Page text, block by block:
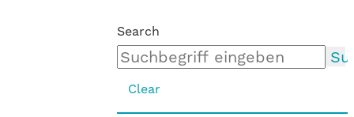
Search
Clear